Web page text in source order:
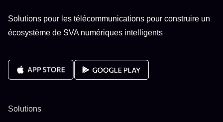
Solutions pour les télécommunications pour construire un
écosystème de SVA numériques intelligents
Solutions